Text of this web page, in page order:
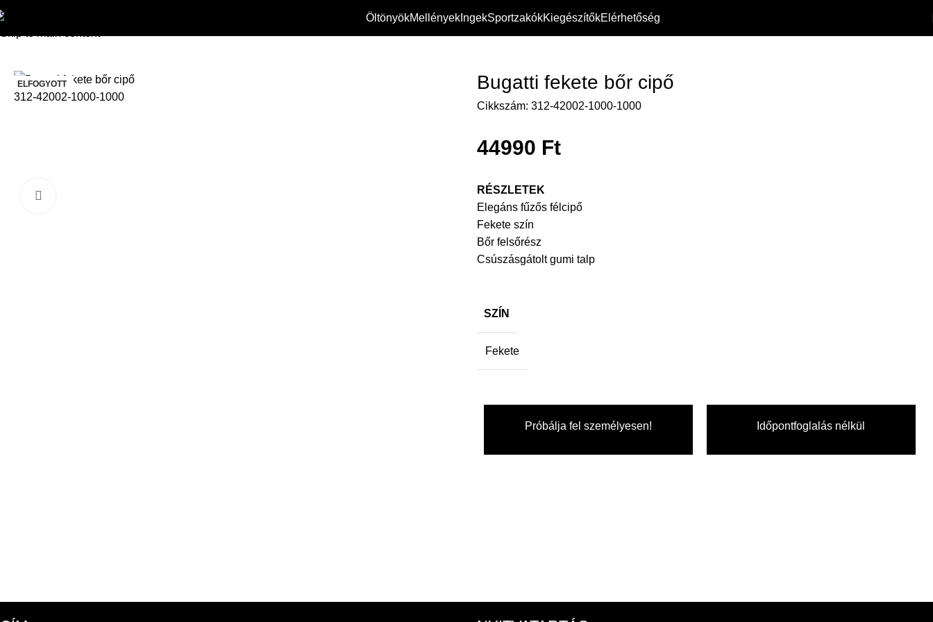
Skip to navigation
ÖltönyökMellények IngekSportzakókKiegészítőkElérhetőség
ELFOGYOTT Bugatti fekete bőr cipő
Cikkszám: 312-42002-1000-1000
44990 Ft
RÉSZLETEK
Elegáns fűzős félcipő
Fekete szín
Bőr felsőrész
Csúszásgátolt gumi talp
SZÍN
Fekete
Próbálja fel személyesen! Időpontfoglalás nélkül